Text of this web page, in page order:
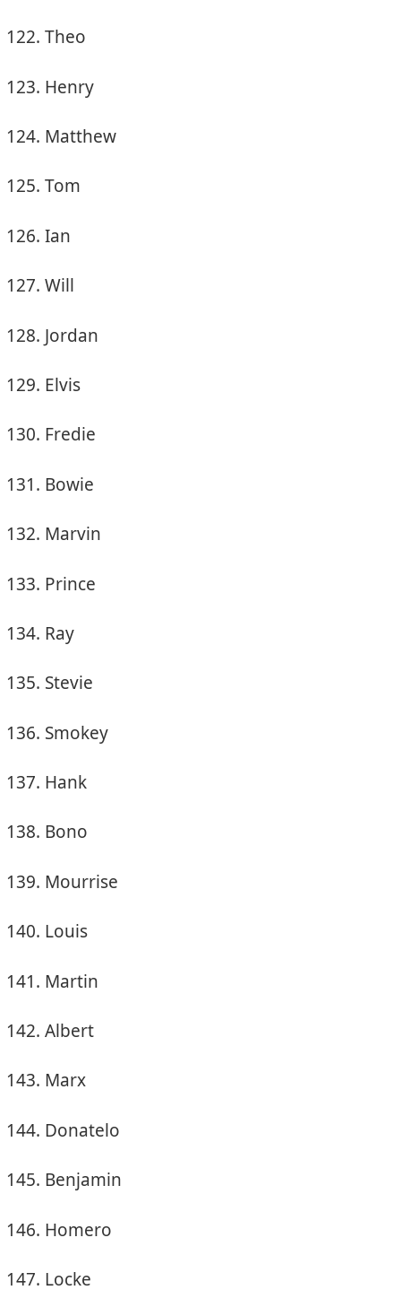
Theo
Henry
Matthew
Tom
Ian
Will
Jordan
Elvis
Fredie
Bowie
Marvin
Prince
Ray
Stevie
Smokey
Hank
Bono
Mourrise
Louis
Martin
Albert
Marx
Donatelo
Benjamin
Homero
Locke